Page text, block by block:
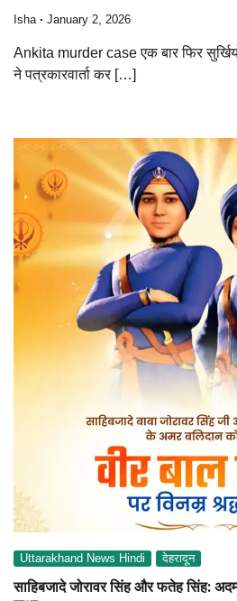
Isha January 2, 2026
Ankita murder case एक बार फिर
ने पत्रकारवार्ता कर […]
Uttarakhand News Hindi देहरादून
साहिबजादे जोरावर सिंह और फतेह सिंह: